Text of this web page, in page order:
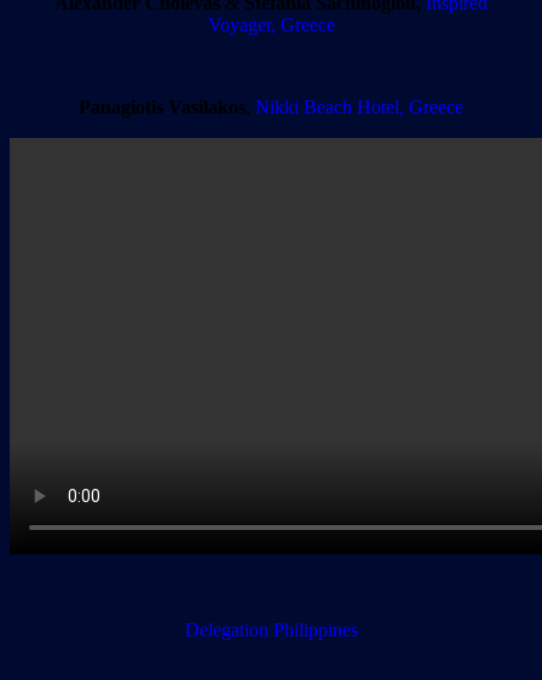
Voyager, Greece
Panagiotis Vasilakos, Nikki Beach Hotel, Greece
Delegation Philippines